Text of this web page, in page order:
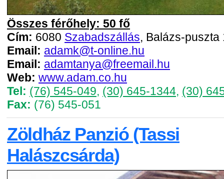
Összes férőhely: 50 fő
Cím: 6080 Szabadszállás, Balázs-puszta
Email: adamk@t-online.hu
Email: adamtanya@freemail.hu
Web: www.adam.co.hu
Tel: (76) 545-049, (30) 645-1344, (30)
Fax: (76) 545-051
Zöldház Panzió (Tassi
Halászcsárda)